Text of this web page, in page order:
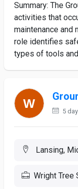
Summary: The
activities that
maintenance and
role identifies
types of tools
5
Lansing,
Wright Tree